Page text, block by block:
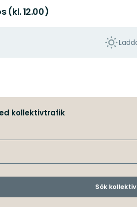
(kl. 12.00)
kollektivtrafik
Sök